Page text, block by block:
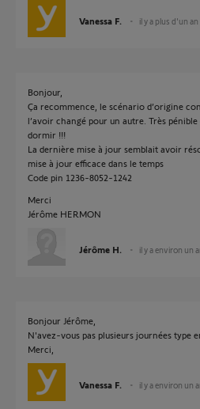
Vanessa F. il y a plus d'un an
Bonjour,
Ça recommence, le scénario d’origine
l’avoir changé pour un autre. Très
dormir !!!
La dernière mise à jour semblait avoir
mise à jour efficace dans le temps
Code pin 1236-8052-1242
Merci
Jérôme HERMON
Jérôme H. il y a environ un
Bonjour Jérôme,
N'avez-vous pas plusieurs journées type
Merci,
Vanessa F. il y a environ un